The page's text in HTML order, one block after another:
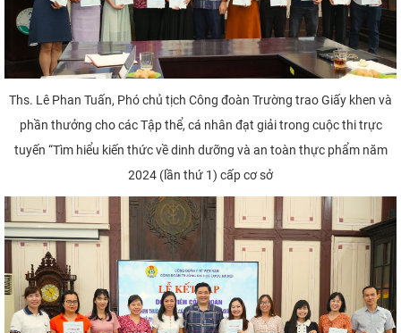
Ths. Lê Phan Tuấn, Phó chủ tịch Công đoàn Trường trao Giấy khen và
phần thưởng cho các Tập thể, cá nhân đạt giải trong cuộc thi trực
tuyến “Tìm hiểu kiến thức về dinh dưỡng và an toàn thực phẩm năm
2024 (lần thứ 1) cấp cơ sở